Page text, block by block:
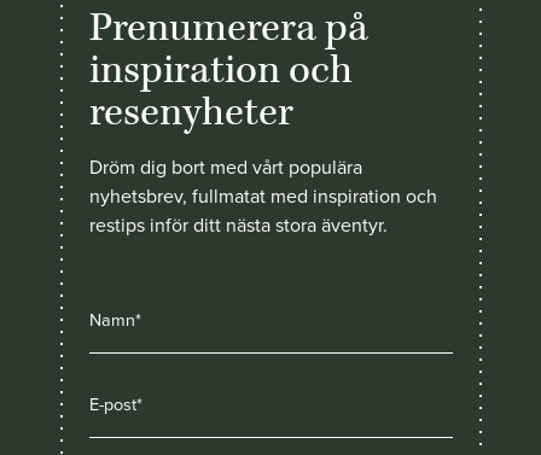
Prenumerera på
inspiration och
resenyheter
Dröm dig bort med vårt populära
nyhetsbrev, fullmatat med inspiration och
restips inför ditt nästa stora äventyr.